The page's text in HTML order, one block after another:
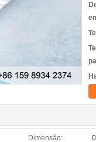
Dimensão: